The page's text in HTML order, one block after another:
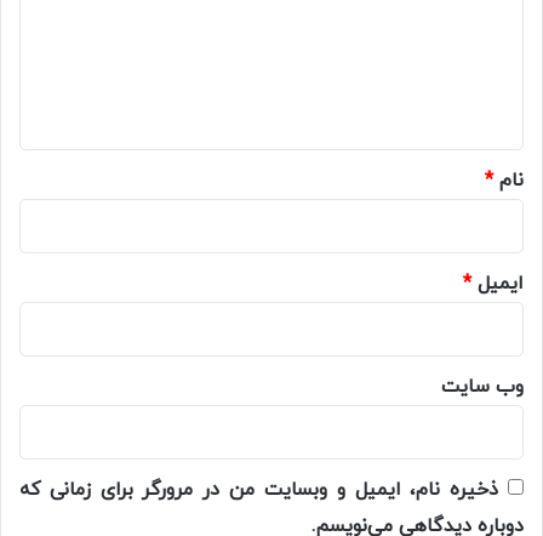
نام*
ایمیل*
وب‌ سایت
ذخیره نام، ایمیل و وبسایت من در مرورگر برای زمانی که
دوباره دیدگاهی می‌نویسم.